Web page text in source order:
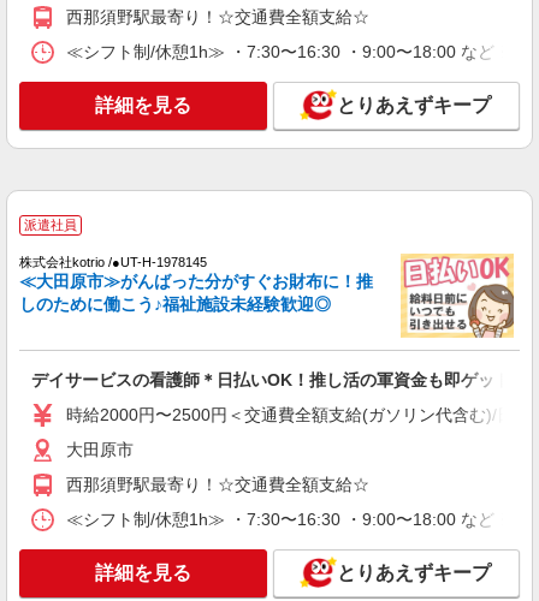
時給1500円〜2125円 ＜日払い有/週払い有/交
大田原市
キープ 詳細を見る
株式会社kotrio /●UT-H-2051462
時給1500円〜2125円 ＜日払い有/週払い有/交
通費全支給(ガソリン代含む)＞
キープ 詳細を見る
株式会社kotrio /●UT-H-1815781
大田原市★病院でお掃除/食事の配膳など♪★激
募★
通費全支給(ガソリン代含む)＞
大田原市 大田原市役所そば
西那須野駅最寄り！☆交通費全額支給☆
≪シフト制/休憩1h≫ ・7:30〜16:30 ・9:00〜18:00 など ※残
詳細を見る とりあえずキープ
派遣社員
株式会社kotrio /●UT-H-1978145
≪大田原市≫がんばった分がすぐお財布に！推
しのために働こう♪福祉施設未経験歓迎◎
デイサービスの看護師＊日払いOK！推し活の軍資金も即ゲット◎
時給2000円〜2500円＜交通費全額支給(ガソリン代含む)/日払
大田原市
西那須野駅最寄り！☆交通費全額支給☆
≪シフト制/休憩1h≫ ・7:30〜16:30 ・9:00〜18:00 など ※残
詳細を見る とりあえずキープ